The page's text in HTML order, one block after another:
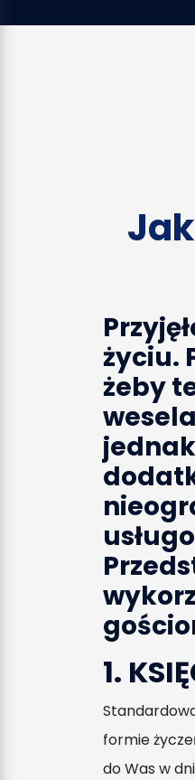
życiu.
żeby
1.
formie
do Was w